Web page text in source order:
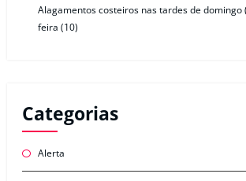
Alagamentos costeiros nas tardes de domingo
feira (10)
Categorias
Alerta